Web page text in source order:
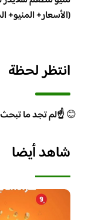
(الأسعار+ المنيو+
انتظر لحظة
😊☝️لم تجد ما
شاهد أيضا